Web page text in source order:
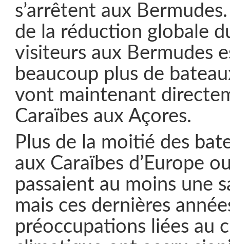
s’arrêtent aux
de la réduction globale
visiteurs aux Bermudes
beaucoup plus de
vont maintenant
Caraïbes aux Açores.
Plus de la moitié des
aux Caraïbes d’Europe
passaient au moins une
mais ces dernières
préoccupations liées au